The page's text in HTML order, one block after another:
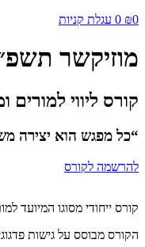
₪0
0 עגלת קניות
מוזיקשר
קורס ליווי למורים
“כל מפגש הוא יצירה
להרשמה לקורס
קורס ייחודי מסוגו המיועד
הקורס מבוסס על גישות